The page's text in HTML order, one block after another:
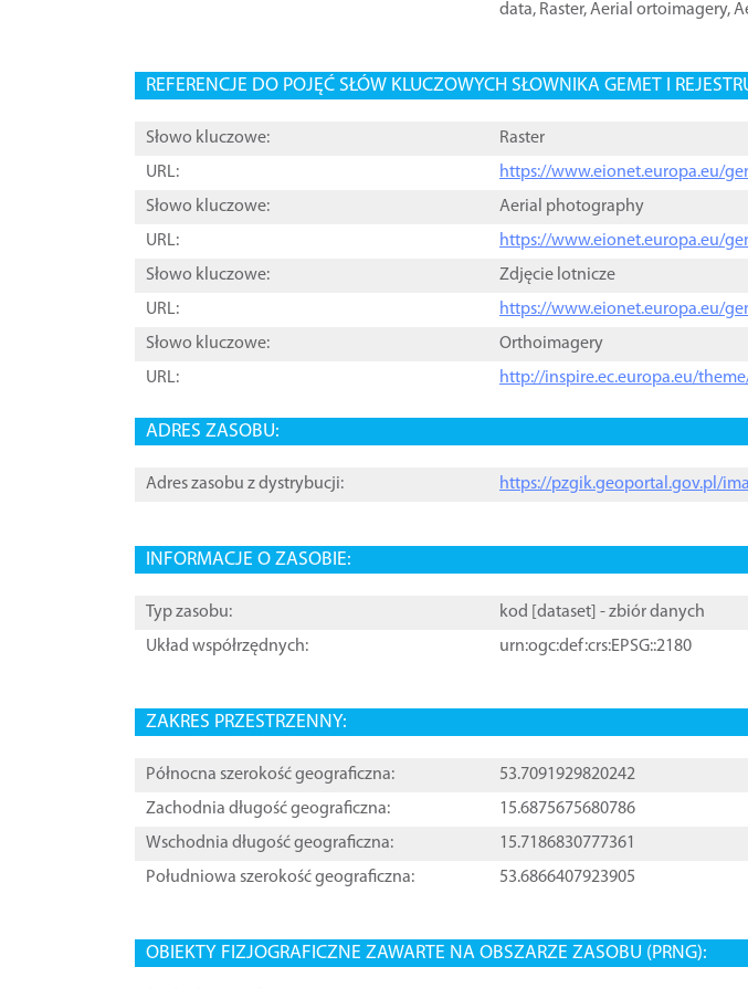
data, Raster,Aerial ortoimagery,
REFERENCJE DO POJĘĆ SŁÓW KLUCZOWYCH SŁOWNIKA GEMET I
Słowo kluczowe:
Raster
URL:
https://www.eionet.europa.eu/
Słowo kluczowe:
Aerial photography
URL:
https://www.eionet.europa.eu/
Słowo kluczowe:
Zdjęcie lotnicze
URL:
https://www.eionet.europa.eu/
Słowo kluczowe:
Orthoimagery
URL:
http://inspire.ec.europa.eu/
ADRES ZASOBU:
Adres zasobu z dystrybucji: https://pzgik.geoportal.gov.pl/
INFORMACJE O ZASOBIE:
Typ zasobu: kod [ dataset ] - zbiór danych
Układ współrzędnych:
urn:ogc:def:crs:EPSG::2180
ZAKRES PRZESTRZENNY:
Północna szerokość geograficzna:
53.7091929820242
Zachodnia długość geograficzna:
15.6875675680786
Wschodnia długość geograficzna:
15.7186830777361
Południowa szerokość geograficzna:
53.6866407923905
OBIEKTY FIZJOGRAFICZNE ZAWARTE NA OBSZARZE ZASOBU (PRNG):